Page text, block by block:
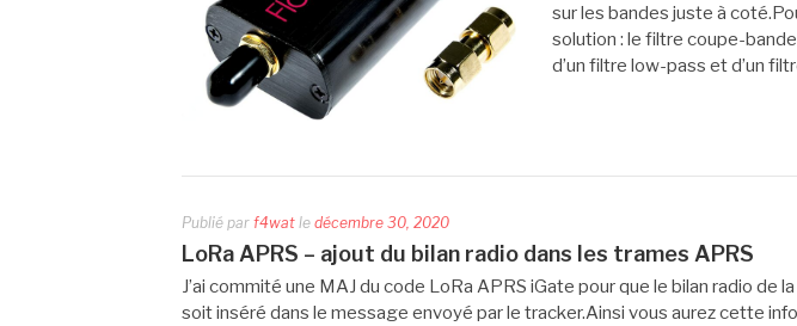
sur les bandes juste à
solution : le filtre coupe-
d’un filtre low-pass et d’un
Publié par f4wat le décembre 30, 2020
LoRa APRS – ajout du bilan radio dans les trames APRS
J’ai commité une MAJ du code LoRa APRS iGate pour que le bilan radio de
soit inséré dans le message envoyé par le tracker.Ainsi vous aurez cette